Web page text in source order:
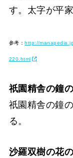
す。太字が平
参考：http://
220.html
祇園精舎の鐘
祇園精舎の鐘
る。
沙羅双樹の花